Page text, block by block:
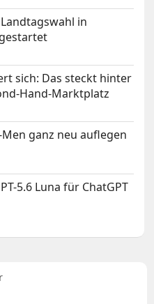
in
sich: Das steckt hinter
Hand-Marktplatz
ganz neu auflegen
5.6 Luna für ChatGPT